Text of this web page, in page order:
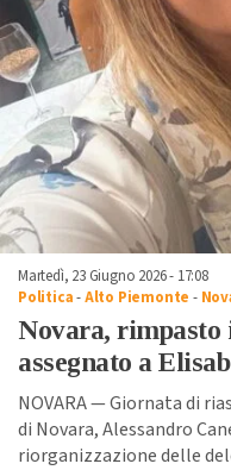
Martedì, 23 Giugno 2026 - 17:08
Politica-Alto Piemonte -
Novara,
assegnato a
NOVARA — Giornata di
di Novara, Alessandro
riorganizzazione delle